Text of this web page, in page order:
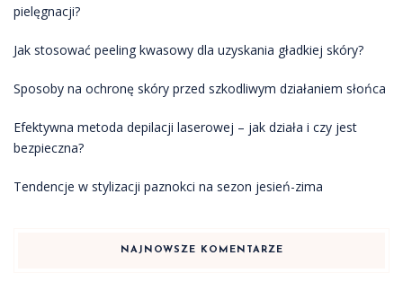
pielęgnacji?
Jak stosować peeling kwasowy dla uzyskania gładkiej skóry?
Sposoby na ochronę skóry przed szkodliwym działaniem słońca
Efektywna metoda depilacji laserowej – jak działa i czy jest
bezpieczna?
Tendencje w stylizacji paznokci na sezon jesień-zima
NAJNOWSZE KOMENTARZE